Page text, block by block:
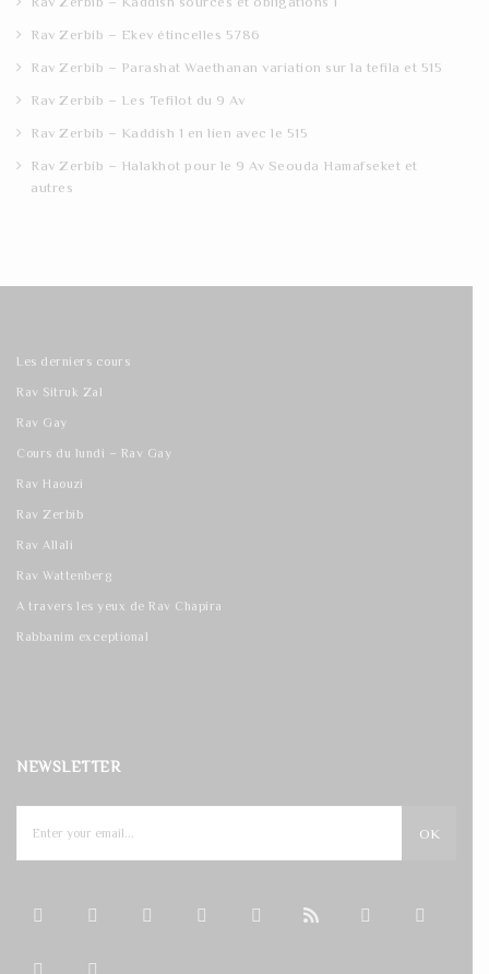
Rav Zerbib – Ekev étincelles 5786
Rav Zerbib – Parashat Waethanan variation sur la tefila et 515
Rav Zerbib – Les Tefilot du 9 Av
Rav Zerbib – Kaddish 1 en lien avec le 515
Rav Zerbib – Halakhot pour le 9 Av Seouda Hamafseket et
autres
Les derniers cours
Rav Sitruk Zal
Rav Gay
Cours du lundi – Rav Gay
Rav Haouzi
Rav Zerbib
Rav Allali
Rav Wattenberg
A travers les yeux de Rav Chapira
Rabbanim exceptional
NEWSLETTER
OK